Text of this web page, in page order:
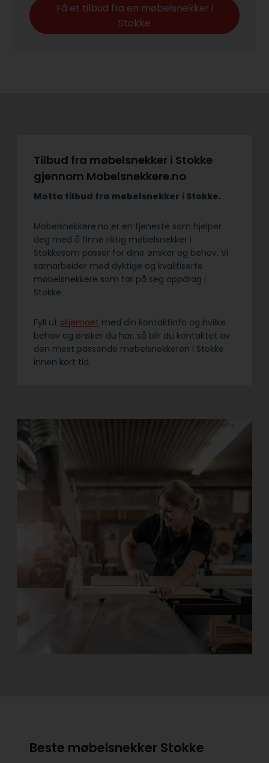
Få et tilbud fra en møbelsnekker i
Stokke
Tilbud fra møbelsnekker i Stokke
gjennom Mobelsnekkere.no
Motta tilbud fra møbelsnekker i Stokke.
Mobelsnekkere.no er en tjeneste som hjelper
deg med å finne riktig møbelsnekker i
Stokkesom passer for dine ønsker og behov. Vi
samarbeider med dyktige og kvalifiserte
møbelsnekkere som tar på seg oppdrag i
Stokke.
Fyll ut skjemaet med din kontaktinfo og hvilke
behov og ønsker du har, så blir du kontaktet av
den mest passende møbelsnekkeren i Stokke
innen kort tid.
Beste møbelsnekker Stokke